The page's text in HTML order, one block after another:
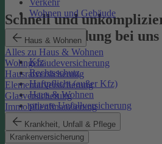
Verkehr
Wohnen und Gebäude
Haus & Wohnen
Alles zu Haus & Wohnen
Wohngebäudeversicherung
Hausratversicherung
Elementarversicherung
Glasversicherung
Immobilienfinanzierung
Krankheit, Unfall & Pflege
Krankenversicherung
Schnell und
Schadenmeldung bei uns
Kfz
Rechtsschutz
Haftpflicht (außer Kfz)
Haus & Wohnen
private Unfallversicherung
Auslandskrankenschutz
Reiserücktritt
Reisegepäck